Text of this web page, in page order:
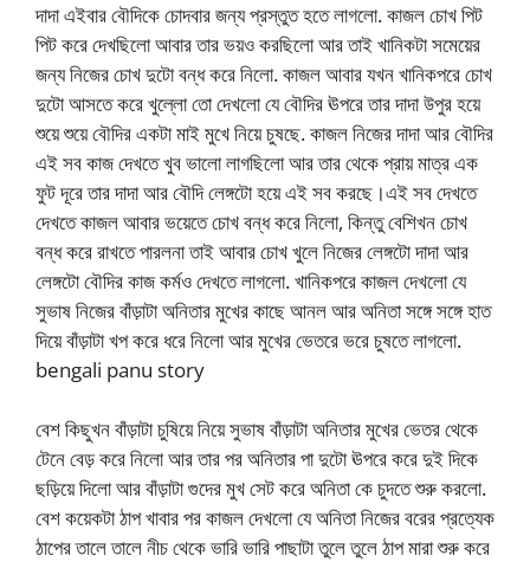
দাদা এইবার বৌদিকে চোদবার জন্য প্রস্তুত হতে লাগলো. কাজল চোখ পিট
পিট করে দেখছিলো আবার তার ভয়ও করছিলো আর তাই খানিকটা সমেয়ের
জন্য নিজের চোখ দুটো বন্ধ করে নিলো. কাজল আবার যখন খানিকপরে চোখ
দুটো আসতে করে খুল্লো তো দেখলো যে বৌদির ঊপরে তার দাদা উপুর হয়ে
শুয়ে শুয়ে বৌদির একটা মাই মুখে নিয়ে চুষছে. কাজল নিজের দাদা আর বৌদির
এই সব কাজ দেখতে খুব ভালো লাগছিলো আর তার থেকে প্রায় মাত্র এক
ফুট দূরে তার দাদা আর বৌদি লেঙ্গটো হয়ে এই সব করছে।এই সব দেখতে
দেখতে কাজল আবার ভয়েতে চোখ বন্ধ করে নিলো, কিন্তু বেশিখন চোখ
বন্ধ করে রাখতে পারলনা তাই আবার চোখ খুলে নিজের লেঙ্গটো দাদা আর
লেঙ্গটো বৌদির কাজ কর্মও দেখতে লাগলো. খানিকপরে কাজল দেখলো যে
সুভাষ নিজের বাঁড়াটা অনিতার মুখের কাছে আনল আর অনিতা সঙ্গে সঙ্গে হাত
দিয়ে বাঁড়াটা খপ করে ধরে নিলো আর মুখের ভেতরে ভরে চুষতে লাগলো.
bengali panu story
বেশ কিছুখন বাঁড়াটা চুষিয়ে নিয়ে সুভাষ বাঁড়াটা অনিতার মুখের ভেতর থেকে
টেনে বেড় করে নিলো আর তার পর অনিতার পা দুটো ঊপরে করে দুই দিকে
ছড়িয়ে দিলো আর বাঁড়াটা গুদের মুখ সেট করে অনিতা কে চুদতে শুরু করলো.
বেশ কয়েকটা ঠাপ খাবার পর কাজল দেখলো যে অনিতা নিজের বরের প্রত্যেক
ঠাপের তালে তালে নীচ থেকে ভারি ভারি পাছাটা তুলে তুলে ঠাপ মারা শুরু করে